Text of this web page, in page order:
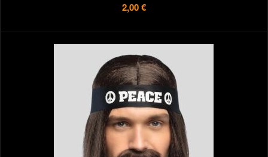
2,00 €